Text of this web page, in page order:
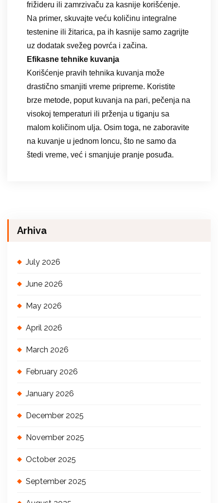
frižideru ili zamrzivaču za kasnije korišćenje.
Na primer, skuvajte veću količinu integralne
testenine ili žitarica, pa ih kasnije samo zagrijte
uz dodatak svežeg povrća i začina.
Efikasne tehnike kuvanja
Korišćenje pravih tehnika kuvanja može
drastično smanjiti vreme pripreme. Koristite
brze metode, poput kuvanja na pari, pečenja na
visokoj temperaturi ili prženja u tiganju sa
malom količinom ulja. Osim toga, ne zaboravite
na kuvanje u jednom loncu, što ne samo da
štedi vreme, već i smanjuje pranje posuđa.
Arhiva
July 2026
June 2026
May 2026
April 2026
March 2026
February 2026
January 2026
December 2025
November 2025
October 2025
September 2025